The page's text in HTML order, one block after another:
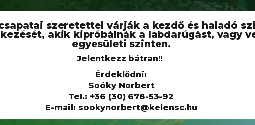
szeretettel várják a kezdő és haladó
akik kipróbálnák a labdarúgást, vagy
egyesületi szinten.
Jelentkezz bátran!!
Érdeklődni:
Soóky Norbert
Tel.: +36 (30) 678-53-92
E-mail: sookynorbert@kelensc.hu